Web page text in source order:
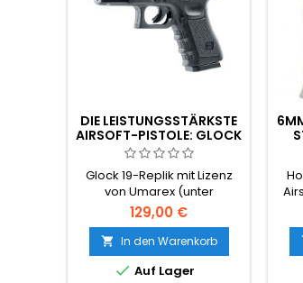
DIE LEISTUNGSSTÄRKSTE
AIRSOFT-PISTOLE: GLOCK
19 CO2
Glock 19-Replik mit Lizenz
von Umarex (unter
Verwendung der originalen
Glock-Markenzeichen und -
Kennzeichnungen).
129,00 €
 In den Warenkorb
 Auf Lager